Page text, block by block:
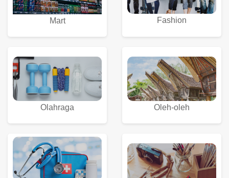
Mart Fashion
Olahraga Oleh-oleh